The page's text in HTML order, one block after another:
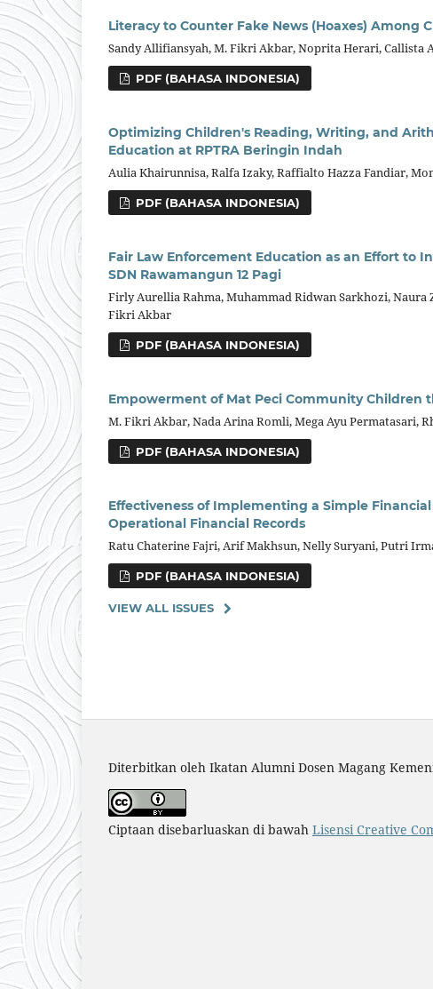
Literacy to Counter Fake News (Hoaxes)
Sandy Allifiansyah, M. Fikri Akbar, Noprita Herari, Callista
PDF (BAHASA INDONESIA)
Optimizing Children's Reading, Writing, and
Education at RPTRA Beringin Indah
Aulia Khairunnisa, Ralfa Izaky, Raffialto Hazza Fandiar,
PDF (BAHASA INDONESIA)
Fair Law Enforcement Education as an Effort to
SDN Rawamangun 12 Pagi
Firly Aurellia Rahma, Muhammad Ridwan Sarkhozi, Naura
Fikri Akbar
PDF (BAHASA INDONESIA)
Empowerment of Mat Peci Community
M. Fikri Akbar, Nada Arina Romli, Mega Ayu Permatasari,
PDF (BAHASA INDONESIA)
Effectiveness of Implementing a Simple
Operational Financial Records
Ratu Chaterine Fajri, Arif Makhsun, Nelly Suryani, Putri
PDF (BAHASA INDONESIA)
VIEW ALL ISSUES
Diterbitkan oleh Ikatan Alumni Dosen Magang
Ciptaan disebarluaskan di bawah Lisensi Creative